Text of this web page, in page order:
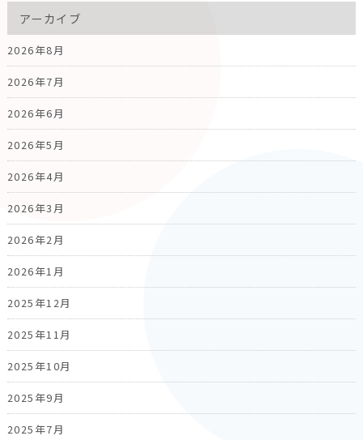
アーカイブ
2026年8月
2026年7月
2026年6月
2026年5月
2026年4月
2026年3月
2026年2月
2026年1月
2025年12月
2025年11月
2025年10月
2025年9月
2025年7月